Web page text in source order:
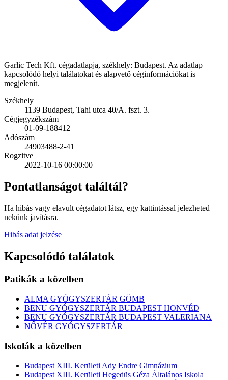
Garlic Tech Kft. cégadatlapja, székhely: Budapest. Az adatlap
kapcsolódó helyi találatokat és alapvető céginformációkat is
megjelenít.
Székhely
1139 Budapest, Tahi utca 40/A. fszt. 3.
Cégjegyzékszám
01-09-188412
Adószám
24903488-2-41
Rogzitve
2022-10-16 00:00:00
Pontatlanságot találtál?
Ha hibás vagy elavult cégadatot látsz, egy kattintással jelezheted
nekünk javításra.
Hibás adat jelzése
Kapcsolódó találatok
Patikák a közelben
ALMA GYÓGYSZERTÁR GÖMB
BENU GYÓGYSZERTÁR BUDAPEST HONVÉD
BENU GYÓGYSZERTÁR BUDAPEST VALERIANA
NŐVÉR GYÓGYSZERTÁR
Iskolák a közelben
Budapest XIII. Kerületi Ady Endre Gimnázium
Budapest XIII. Kerületi Hegedüs Géza Általános Iskola